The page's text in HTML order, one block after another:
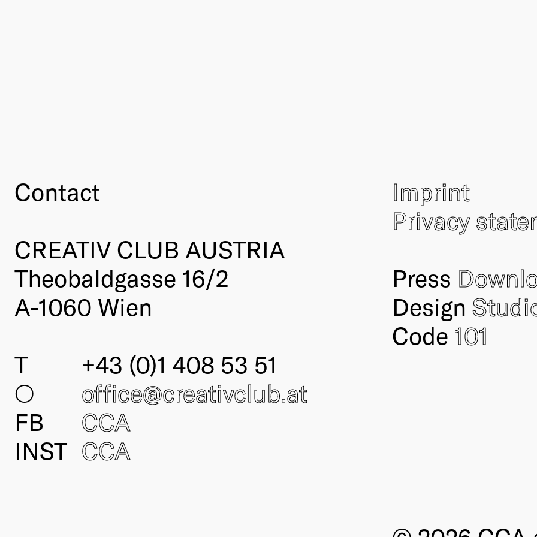
Contact
CREATIV CLUB AUSTRIA
Theobaldgasse 16/2
A-1060 Wien
T
+43 (0)1 408 53 51
○
office@creativclub.at
FB
CCA
INST CCA
Imprint
Privacy
Press
Design
Code 101